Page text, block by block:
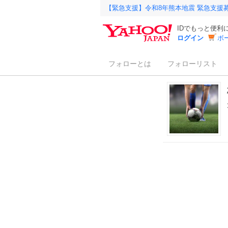
【緊急支援】令和8年熊本地震 緊急支援
IDでもっと便利
ログイン
ボ
フォローとは フォローリスト